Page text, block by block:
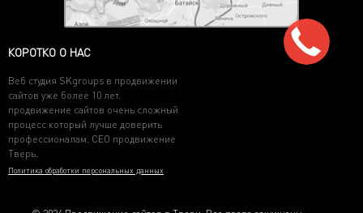
КОРОТКО О НАС
Веб студия SKgroups в продвижении
сайтов уже более 10 лет.
продвижение сайтов очень сложный
процесс который лучше доверить
профессионалам. СЕО продвижение
Тверь.
Политика обработки персональных данных